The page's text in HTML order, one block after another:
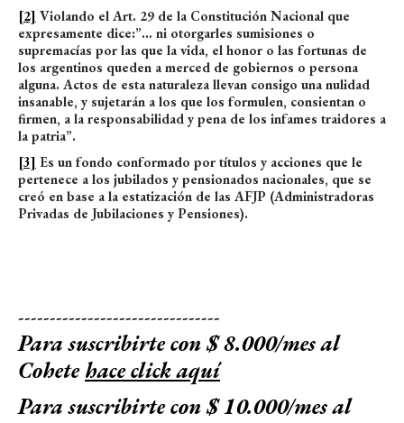
[2] Violando el Art. 29 de la Constitución Nacional que
expresamente dice:”… ni otorgarles sumisiones o
supremacías por las que la vida, el honor o las fortunas de
los argentinos queden a merced de gobiernos o persona
alguna. Actos de esta naturaleza llevan consigo una nulidad
insanable, y sujetarán a los que los formulen, consientan o
firmen, a la responsabilidad y pena de los infames traidores a
la patria”.
[3] Es un fondo conformado por títulos y acciones que le
pertenece a los jubilados y pensionados nacionales, que se
creó en base a la estatización de las AFJP (Administradoras
Privadas de Jubilaciones y Pensiones).
--------------------------------
Para suscribirte con $ 8.000/mes al
Cohetehace click aquí
Para suscribirte con $ 10.000/mes al